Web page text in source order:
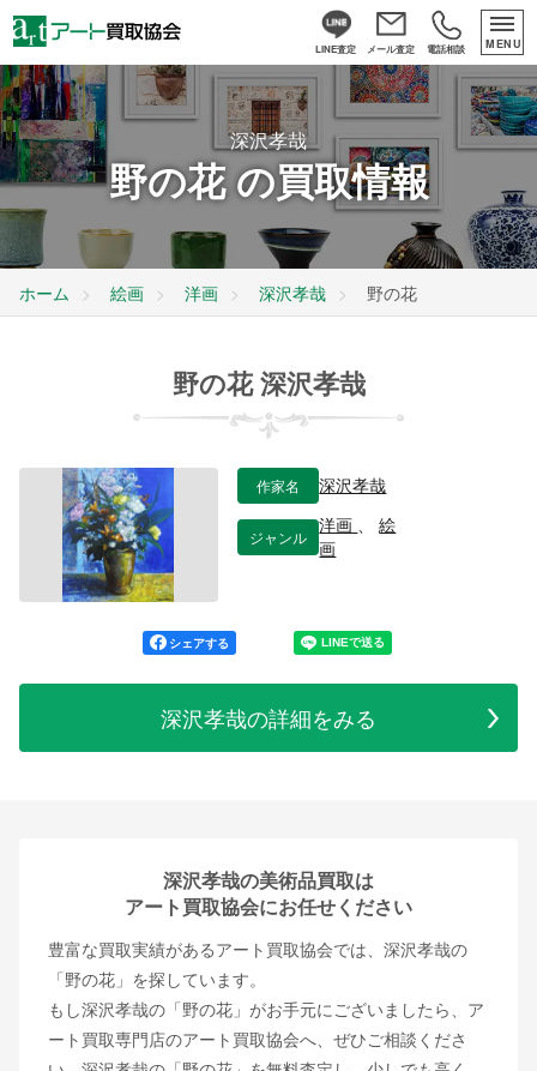
LINE査定 メール査定 電話相談 MENU
深沢孝哉
野の花 の買取情報
ホーム 絵画 洋画 深沢孝哉 野の花
野の花 深沢孝哉
作家名 深沢孝哉
ジャンル
洋画 、絵
画
シェアする
深沢孝哉の詳細をみる
深沢孝哉の美術品買取は
アート買取協会にお任せください
豊富な買取実績があるアート買取協会では、深沢孝哉の
「野の花」を探しています。
もし深沢孝哉の「野の花」がお手元にございましたら、ア
ート買取専門店のアート買取協会へ、ぜひご相談くださ